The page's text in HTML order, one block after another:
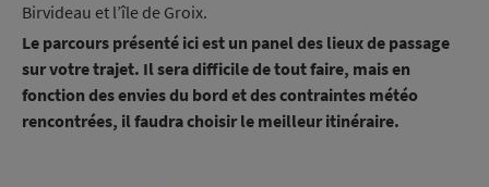
Birvideau et l’île de Groix.
Le parcours présenté ici est un panel des lieux de passage
sur votre trajet. Il sera difficile de tout faire, mais en
fonction des envies du bord et des contraintes météo
rencontrées, il faudra choisir le meilleur itinéraire.